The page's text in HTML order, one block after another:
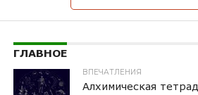
ГЛАВНОЕ
ВПЕЧАТЛЕНИЯ
Алхимическая